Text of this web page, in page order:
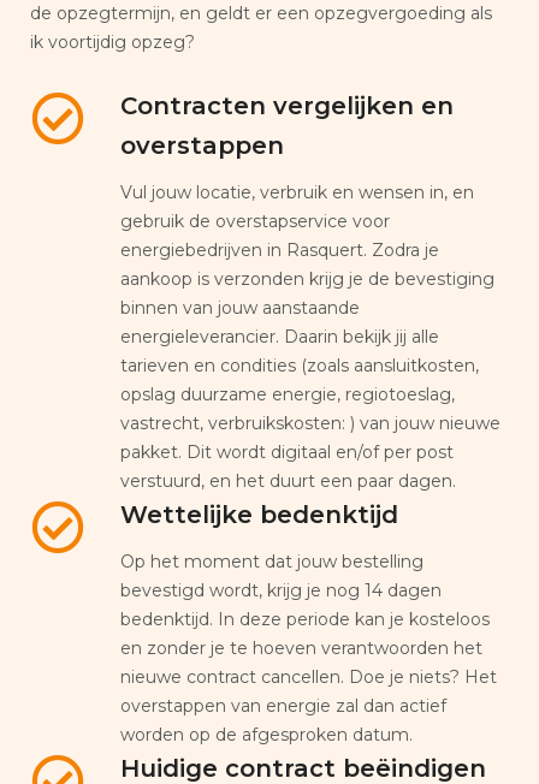
de opzegtermijn, en geldt er een opzegvergoeding als
ik voortijdig opzeg?
Contracten vergelijken en
overstappen
Vul jouw locatie, verbruik en wensen in, en
gebruik de overstapservice voor
energiebedrijven in Rasquert. Zodra je
aankoop is verzonden krijg je de bevestiging
binnen van jouw aanstaande
energieleverancier. Daarin bekijk jij alle
tarieven en condities (zoals aansluitkosten,
opslag duurzame energie, regiotoeslag,
vastrecht, verbruikskosten: ) van jouw nieuwe
pakket. Dit wordt digitaal en/of per post
verstuurd, en het duurt een paar dagen.
Wettelijke bedenktijd
Op het moment dat jouw bestelling
bevestigd wordt, krijg je nog 14 dagen
bedenktijd. In deze periode kan je kosteloos
en zonder je te hoeven verantwoorden het
nieuwe contract cancellen. Doe je niets? Het
overstappen van energie zal dan actief
worden op de afgesproken datum.
Huidige contract beëindigen